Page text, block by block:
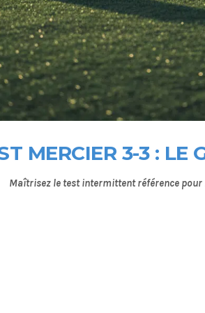
MERCIER 3-3 : LE
Maîtrisez le test intermittent référence pour